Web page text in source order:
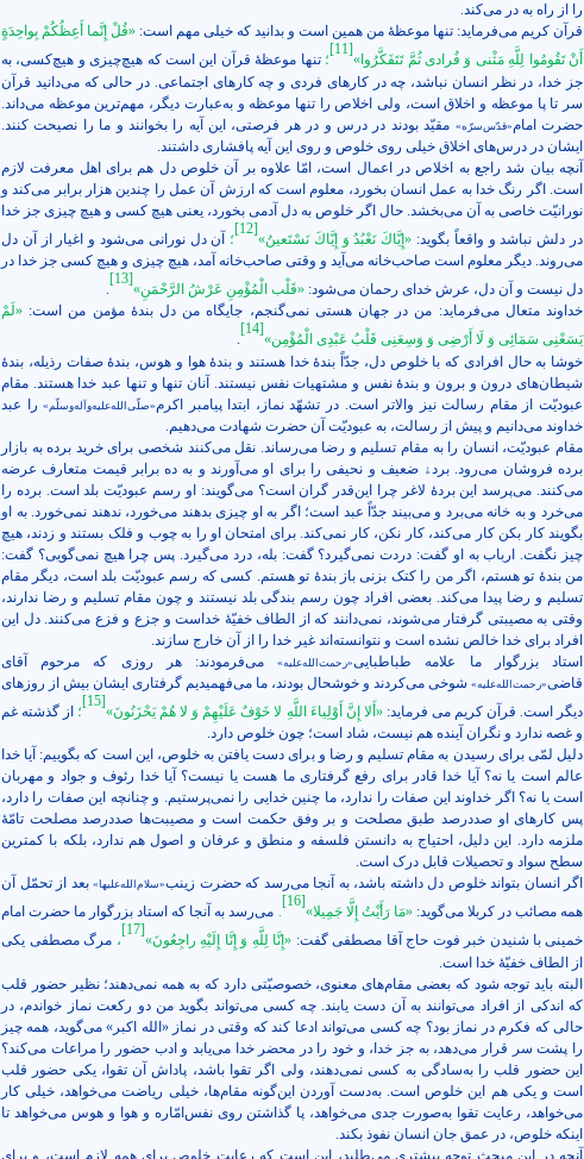
را از راه به در می‌کند.
قرآن کریم می‌فرماید: تنها موعظۀ من همین است و بدانید که خیلی مهم است: «قُلْ إِنَّما أَعِظُكُمْ بِواحِدَةٍ
أَنْ تَقُومُوا لِلَّهِ مَثْنى‏ وَ فُرادى‏ ثُمَّ تَتَفَكَّرُوا»
[11]
؛ تنها موعظۀ قرآن این است که هیچ‌چیزی و هیچ‌کسی، به
جز خدا، در نظر انسان نباشد، چه در کارهای فردی و چه کارهای اجتماعی. در حالی که می‌دانید قرآن
سر تا پا موعظه و اخلاق است، ولی اخلاص را تنها موعظه و به‌عبارت دیگر، مهم‌ترین موعظه می‌داند.
حضرت امام «قدّس‌سرّه» مقیّد بودند در درس و در هر فرصتی، این آیه را بخوانند و ما را نصیحت کنند.
ایشان در درس‌های اخلاق خیلی روی خلوص و روی این آیه پافشاری داشتند.
آنچه بیان شد راجع به اخلاص در اعمال است، امّا علاوه بر آن خلوص دل هم برای اهل معرفت لازم
است. اگر رنگ خدا به عمل انسان بخورد، معلوم است که ارزش آن عمل را چندین هزار برابر می‌کند و
نورانیّت خاصی به آن می‌بخشد. حال اگر خلوص به دل آدمی بخورد، یعنی هیچ کسی و هیچ چیزی جز خدا
در دلش نباشد و واقعاً بگوید: «إِيَّاكَ نَعْبُدُ وَ إِيَّاكَ نَسْتَعينُ»
[12]
؛
آن دل نورانی می‌شود و اغیار از آن دل
می‌روند. دیگر معلوم است صاحب‌خانه می‌آید و وقتی صاحب‌خانه آمد، هیچ چیزی و هیچ کسی جز خدا در
دل نیست و آن دل، عرش خدای رحمان می‌شود: «قَلْب‏ الْمُؤْمِنِ‏ عَرْشُ الرَّحْمَنِ»
[13]
.
خداوند متعال می‌فرماید: من در جهان هستی نمی‌گنجم، جایگاه من دل بندۀ مؤمن من است: «لَمْ
يَسَعْنِى سَمَائِى وَ لَا أَرْضِى وَ وَسِعَنِى قَلْبُ عَبْدِى الْمُؤْمِن»
[14]
.
خوشا به حال افرادی که با خلوص دل، جدّاً بندۀ خدا هستند و بندۀ هوا و هوس، بندۀ صفات رذیله، بندۀ
شیطان‌های درون و برون و بندۀ نفس و مشتهیات نفس نیستند. آنان تنها و تنها عبد خدا هستند. مقام
عبودیّت از مقام رسالت نیز والاتر است. در تشهّد نماز، ابتدا پیامبر اکرم «صلّی‌الله‌علیه‌وآله‌وسلّم»را عبد
خداوند می‌دانیم و پیش از رسالت، به عبودیّت آن حضرت شهادت می‌دهیم.
مقام عبودیّت، انسان را به مقام تسلیم و رضا می‌رساند. نقل می‌کنند شخصی برای خرید برده به بازار
برده فروشان می‌رود. برد ۀ ضعیف و نحیفی را برای او می‌آورند و به ده برابر قیمت متعارف عرضه
می‌کنند. می‌پرسد این بردۀ لاغر چرا این‌قدر گران است؟ می‌گویند: او رسم عبودیّت بلد است. برده را
می‌خرد و به خانه می‌برد و می‌بیند جدّاً عبد است؛ اگر به او چیزی بدهند می‌خورد، ندهند نمی‌خورد. به او
بگویند کار بکن کار می‌کند، کار نکن، کار نمی‌کند. برای امتحان او را به چوب و فلک بستند و زدند، هیچ
چیز نگفت. ارباب به او گفت: دردت نمی‌گیرد؟ گفت: بله، درد می‌گیرد. پس چرا هیچ نمی‌گویی؟ گفت:
من بندۀ تو هستم، اگر من را کتک بزنی باز بندۀ تو هستم. کسی که رسم عبودیّت بلد است، دیگر مقام
تسلیم و رضا پیدا می‌کند. بعضی‌ افراد چون رسم بندگی بلد نیستند و چون مقام تسلیم و رضا ندارند،
وقتی به مصیبتی گرفتار می‌شوند، نمی‌دانند که از الطاف خفیّۀ خداست و جزع و فزع می‌کنند. دل این
افراد برای خدا خالص نشده است و نتوانسته‌اند غیر خدا را از آن خارج سازند.
استاد بزرگوار ما علامه طباطبایی«رحمت‌الله‌علیه»می‌فرمودند: هر روزی که مرحوم آقای
قاضی«رحمت‌الله‌علیه» شوخی می‌کردند و خوشحال بودند، ما می‌فهمیدیم گرفتاری ایشان بیش از روزهای
دیگر است. قرآن کریم می فرماید: «أَلا إِنَّ أَوْلِياءَ اللَّهِ لا خَوْفٌ عَلَيْهِمْ وَ لا هُمْ يَحْزَنُونَ»
[15]
؛ از گذشته غم
و غصه ندارد و نگران آینده هم نیست، شاد است؛ چون خلوص دارد.
دلیل لمّی برای رسیدن به مقام تسلیم و رضا و برای دست یافتن به خلوص، این است که بگوییم: آیا خدا
عالم است یا نه؟ آیا خدا قادر برای رفع گرفتاری ما هست یا نیست؟ آیا خدا رئوف و جواد و مهربان
است یا نه؟ اگر خداوند این صفات را ندارد، ما چنین خدایی را نمی‌پرستیم. و چنانچه این صفات را دارد،
پس کارهای او صددرصد طبق مصلحت و بر وفق حکمت است و مصیبت‌ها صددرصد مصلحت تامّۀ
ملزمه دارد. این دلیل، احتیاج به دانستن فلسفه و منطق و عرفان و اصول هم ندارد، بلکه با کمترین
سطح سواد و تحصیلات قابل درک است.
اگر انسان بتواند خلوص دل داشته باشد، به آنجا می‌رسد که حضرت زینب«سلام‌الله‌علیها» بعد از تحمّل آن
همه مصائب در کربلا می‌گوید:«مَا رَأَيْتُ‏ إِلَّا جَمِيلا»
[16]
. می‌رسد به آنجا که استاد بزرگوار ما حضرت امام
خمینی با شنیدن خبر فوت حاج آقا مصطفی گفت: «إِنَّا لِلَّهِ وَ إِنَّا إِلَيْهِ راجِعُونَ»
[17]
، مرگ مصطفی یکی
از الطاف خفیّۀ خدا است.
البته باید توجه شود که بعضی مقام‌های معنوی، خصوصیّتی دارد که به همه نمی‌دهند؛ نظیر حضور قلب
که اندکی از افراد می‌توانند به آن دست یابند. چه کسی می‌تواند بگوید من دو رکعت نماز خواندم، در
حالی که فکرم در نماز بود؟ چه کسی می‌تواند ادعا کند که وقتی در نماز «الله اکبر» می‌گوید، همه چیز
را پشت سر قرار می‌دهد، به جز خدا، و خود را در محضر خدا می‌یابد و ادب حضور را مراعات می‌کند؟
این حضور قلب را به‌سادگی به کسی نمی‌دهند، ولی اگر تقوا باشد، پاداش آن تقوا، یکی حضور قلب
است و یکی هم این خلوص است. به‌دست آوردن این‌گونه مقام‌ها، خیلی ریاضت می‌خواهد، خیلی کار
می‌خواهد، رعایت تقوا به‌صورت جدی می‌خواهد، پا گذاشتن روی نفس‌امّاره و هوا و هوس می‌خواهد تا
اینکه خلوص، در عمق جان انسان نفوذ بکند.
آنچه در این مبحث توجه بیشتری می‌طلبد، این است که رعایت خلوص برای همه لازم است، و برای